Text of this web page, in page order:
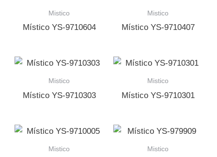
Mistico
Místico YS-9710604
Mistico
Místico YS-9710407
Mistico
Místico YS-9710303
Mistico
Místico YS-9710301
Mistico Mistico